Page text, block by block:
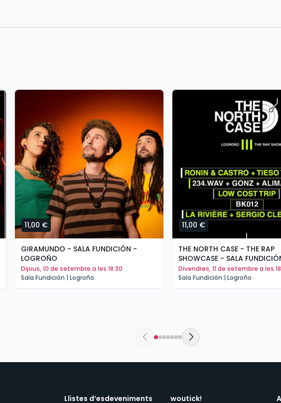
11,00 €
GIRAMUNDO - SALA FUNDICIÓN -
LOGROÑO
dijous, 10 de setembre a les 18:30
Sala Fundición | Logroño
11,00 €
THE NORTH CASE - THE RAP
SHOWCASE - SALA
LOGROÑO
divendres, 11 de setembre a les
Sala Fundición | Logroño
Llistes d’esdeveniments woutick!